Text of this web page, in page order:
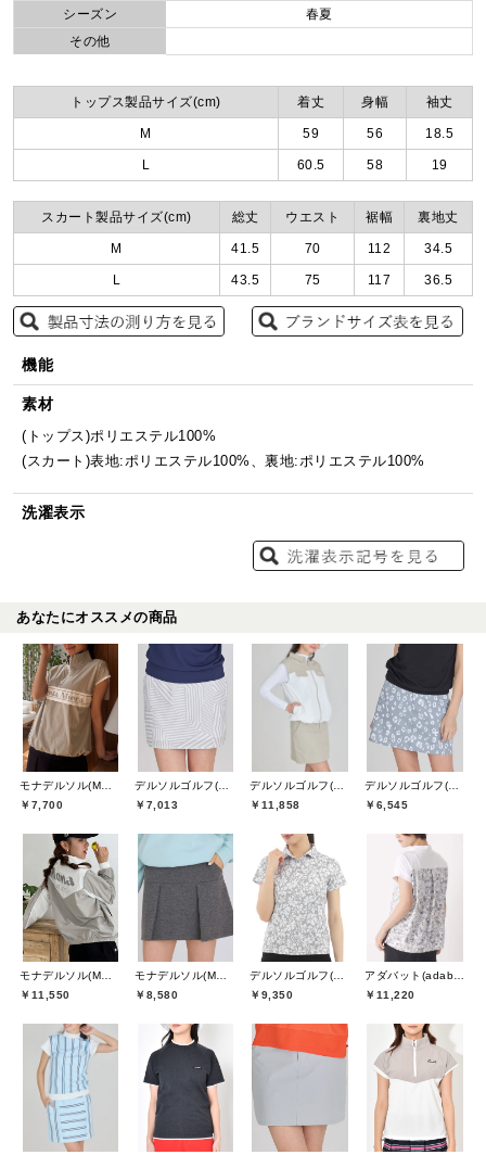
シーズン
春夏
その他
トップス製品サイズ(cm) 着丈 身幅 袖丈
M 59 56 18.5
L 60.5 58 19
スカート製品サイズ(cm) 総丈 ウエスト 裾幅 裏地丈
M 41.5 70 112 34.5
L 43.5 75 117 36.5
機能
素材
(トップス)ポリエステル100%
(スカート)表地:ポリエステル100%、裏地:ポリエステル100%
洗濯表示
あなたにオススメの商品
￥7,700
￥7,013
￥11,858
￥6,545
￥11,550
￥8,580
￥9,350
￥11,220